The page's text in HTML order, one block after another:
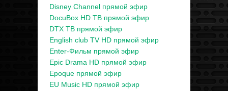
Disney Channel прямой эфир
DocuBox HD ТВ прямой эфир
DTX ТВ прямой эфир
English club TV HD прямой эфир
Enter-Фильм прямой эфир
Epic Drama HD прямой эфир
Epoque прямой эфир
EU Music HD прямой эфир